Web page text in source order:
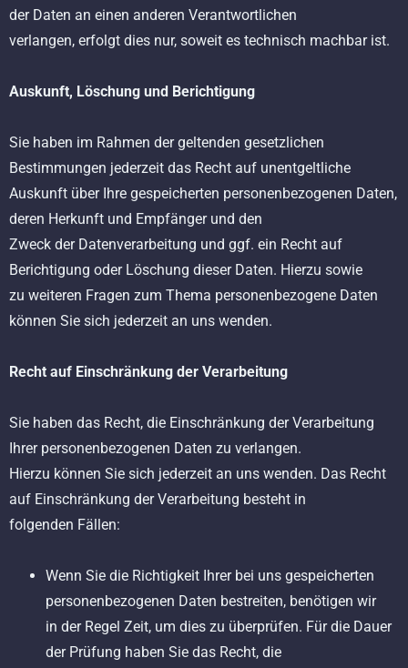
der Daten an einen anderen Verantwortlichen
verlangen, erfolgt dies nur, soweit es technisch machbar ist.
Auskunft, Löschung und Berichtigung
Sie haben im Rahmen der geltenden gesetzlichen
Bestimmungen jederzeit das Recht auf unentgeltliche
Auskunft über Ihre gespeicherten personenbezogenen Daten,
deren Herkunft und Empfänger und den
Zweck der Datenverarbeitung und ggf. ein Recht auf
Berichtigung oder Löschung dieser Daten. Hierzu sowie
zu weiteren Fragen zum Thema personenbezogene Daten
können Sie sich jederzeit an uns wenden.
Recht auf Einschränkung der Verarbeitung
Sie haben das Recht, die Einschränkung der Verarbeitung
Ihrer personenbezogenen Daten zu verlangen.
Hierzu können Sie sich jederzeit an uns wenden. Das Recht
auf Einschränkung der Verarbeitung besteht in
folgenden Fällen:
Wenn Sie die Richtigkeit Ihrer bei uns gespeicherten
personenbezogenen Daten bestreiten, benötigen wir
in der Regel Zeit, um dies zu überprüfen. Für die Dauer
der Prüfung haben Sie das Recht, die